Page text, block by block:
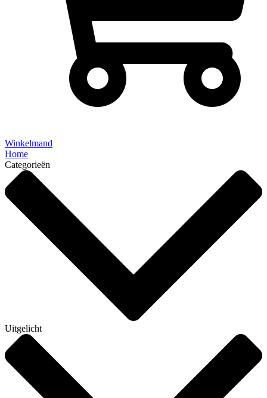
Winkelmand
Home
Categorieën
Uitgelicht